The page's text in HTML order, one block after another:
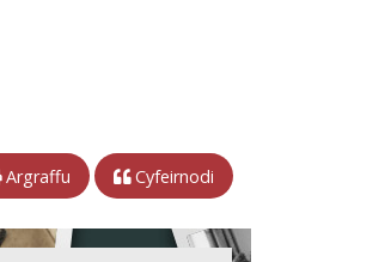
Argraffu Cyfeirnodi